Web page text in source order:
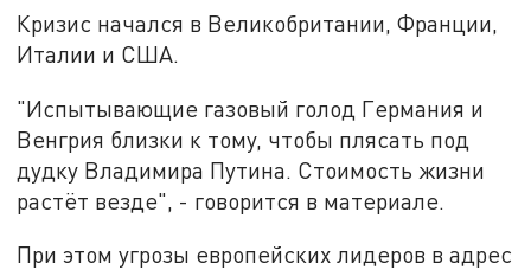
Кризис начался в Великобритании, Франции,
Италии и США.
"Испытывающие газовый голод Германия и
Венгрия близки к тому, чтобы плясать под
дудку Владимира Путина. Стоимость жизни
растёт везде", - говорится в материале.
При этом угрозы европейских лидеров в адрес